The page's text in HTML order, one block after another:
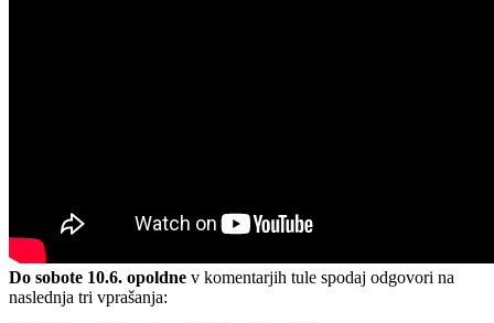
Do sobote 10.6. opoldne v komentarjih tule spodaj odgovori na
naslednja tri vprašanja: